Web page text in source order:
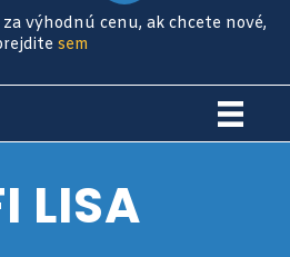
výhodnú cenu, ak chcete nové,
sem
LISA